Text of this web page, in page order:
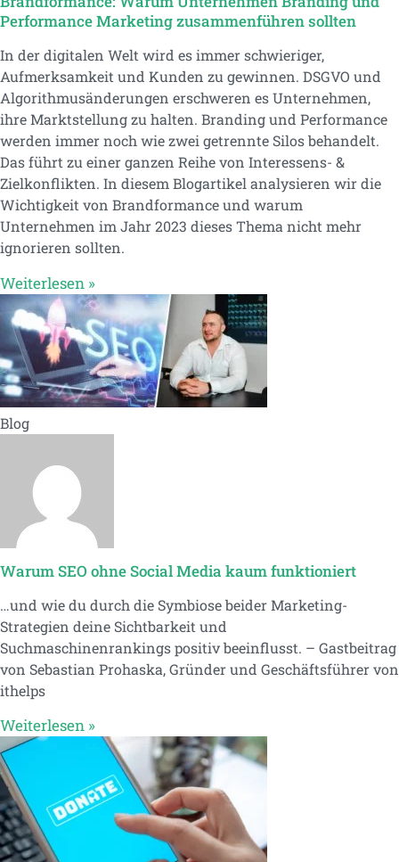
Performance Marketing zusammenführen sollten
In der digitalen Welt wird es immer schwieriger,
Aufmerksamkeit und Kunden zu gewinnen. DSGVO und
Algorithmusänderungen erschweren es Unternehmen,
ihre Marktstellung zu halten. Branding und Performance
werden immer noch wie zwei getrennte Silos behandelt.
Das führt zu einer ganzen Reihe von Interessens- &
Zielkonflikten. In diesem Blogartikel analysieren wir die
Wichtigkeit von Brandformance und warum
Unternehmen im Jahr 2023 dieses Thema nicht mehr
ignorieren sollten.
Weiterlesen »
Blog
Warum SEO ohne Social Media kaum funktioniert
…und wie du durch die Symbiose beider Marketing-
Strategien deine Sichtbarkeit und
Suchmaschinenrankings positiv beeinflusst. – Gastbeitrag
von Sebastian Prohaska, Gründer und Geschäftsführer von
ithelps
Weiterlesen »